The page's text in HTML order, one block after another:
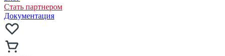
Стать партнером
Документация